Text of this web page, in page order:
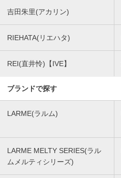
吉田朱里(アカリン)
RIEHATA(リエハタ)
REI(直井怜)【IVE】
ブランドで探す
LARME(ラルム)
LARME MELTY SERIES(ラル
ムメルティシリーズ)